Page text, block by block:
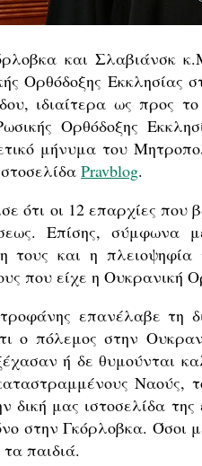
και Σλαβιάνσκ
Ορθόδοξης Εκκλησίας
ιδιαίτερα ως προς
Ορθόδοξης
μήνυμα του
Pravblog.
ότι οι 12 επαρχίες που
Επίσης, σύμφωνα
τους και η
που είχε η Ουκρανική
επανέλαβε τη
ο πόλεμος στην
ή δε θυμούνται
Ναούς,
δική μας ιστοσελίδα
στην Γκόρλοβκα. Όσοι
παιδιά.